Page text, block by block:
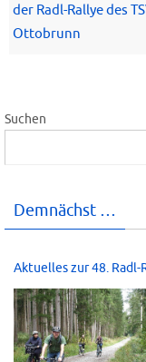
der Radl-Rallye des
Ottobrunn
Suchen
Demnächst …
Aktuelles zur 48. Radl-